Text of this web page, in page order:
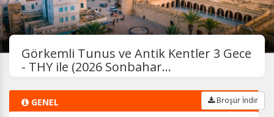
Görkemli Tunus ve Antik Kentler 3 Gece
- THY ile (2026 Sonbahar...
GENEL
Broşür İndir